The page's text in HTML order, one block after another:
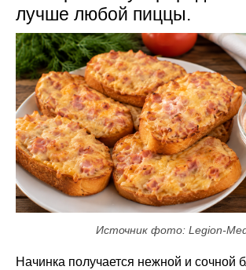
лучше любой пиццы.
Источник фото: Legion-
Начинка получается нежной и сочной